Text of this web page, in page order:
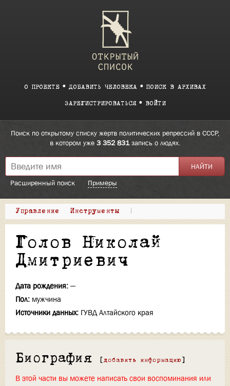
О ПРОЕКТЕ ДОБАВИТЬ ЧЕЛОВЕКА ПОИСК В АРХИВАХ
ЗАРЕГИСТРИРОВАТЬСЯ ВОЙТИ
Поиск по открытому списку жертв политических репрессий в СССР,
в котором уже 3 352 831запись о людях.
Расширенный поиск Примеры
Управление Инструменты |
Голов Николай
Дмитриевич
Дата рождения: —
Пол: мужчина
Источники данных: ГУВД Алтайского края
Биография [ добавить информацию ]
В этой части вы можете написать свои воспоминания или